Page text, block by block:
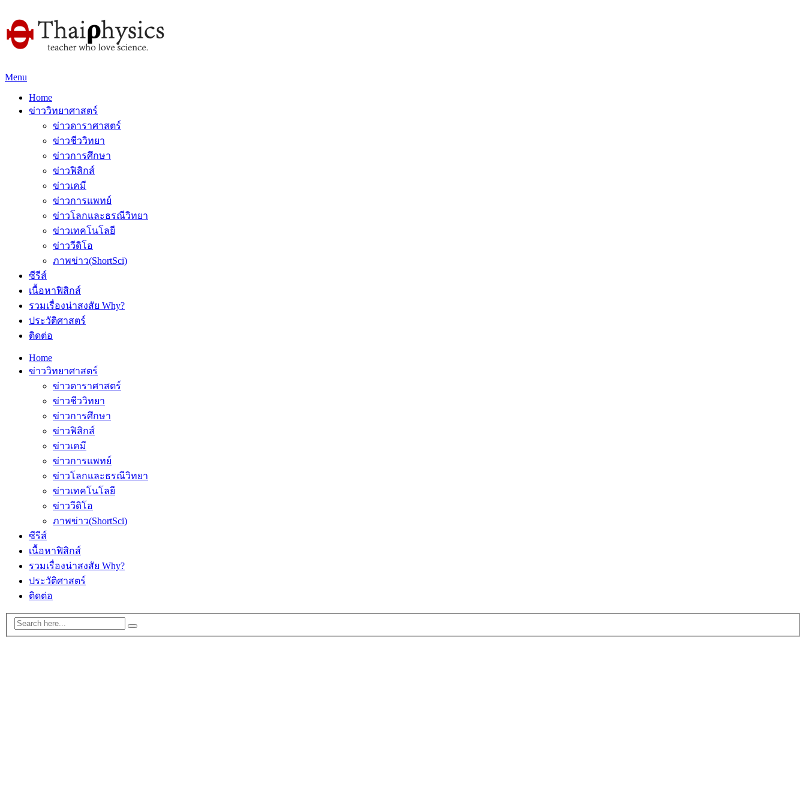
Menu
Home
ข่าววิทยาศาสตร์
ข่าวดาราศาสตร์
ข่าวชีววิทยา
ข่าวการศึกษา
ข่าวฟิสิกส์
ข่าวเคมี
ข่าวการแพทย์
ข่าวโลกและธรณีวิทยา
ข่าวเทคโนโลยี
ข่าววีดิโอ
ภาพข่าว(ShortSci)
ซีรีส์
เนื้อหาฟิสิกส์
รวมเรื่องน่าสงสัย Why?
ประวัติศาสตร์
ติดต่อ
Home
ข่าววิทยาศาสตร์
ข่าวดาราศาสตร์
ข่าวชีววิทยา
ข่าวการศึกษา
ข่าวฟิสิกส์
ข่าวเคมี
ข่าวการแพทย์
ข่าวโลกและธรณีวิทยา
ข่าวเทคโนโลยี
ข่าววีดิโอ
ภาพข่าว(ShortSci)
ซีรีส์
เนื้อหาฟิสิกส์
รวมเรื่องน่าสงสัย Why?
ประวัติศาสตร์
ติดต่อ